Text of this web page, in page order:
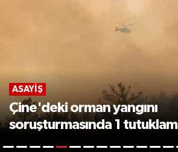
ASAYIŞ
Aydın'da apartman
1'i ağır 2 yaralı